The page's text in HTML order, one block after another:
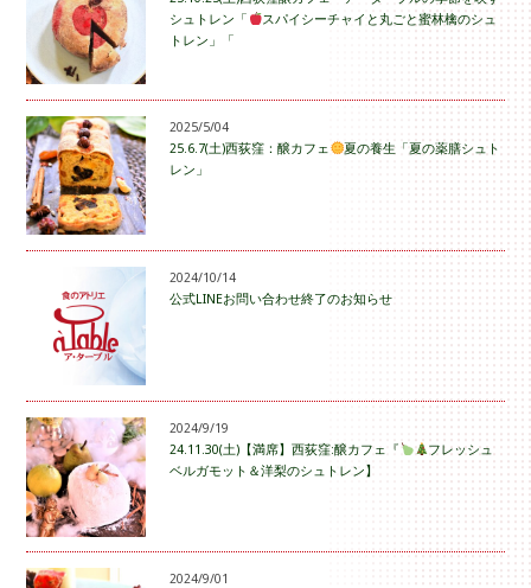
シュトレン「
スパイシーチャイと丸ごと蜜林檎のシュ
トレン」「
2025/5/04
25.6.7(土)西荻窪：醸カフェ
夏の養生「夏の薬膳シュト
レン」
2024/10/14
公式LINEお問い合わせ終了のお知らせ
2024/9/19
24.11.30(土)【満席】西荻窪:醸カフェ『
フレッシュ
ベルガモット＆洋梨のシュトレン】
2024/9/01